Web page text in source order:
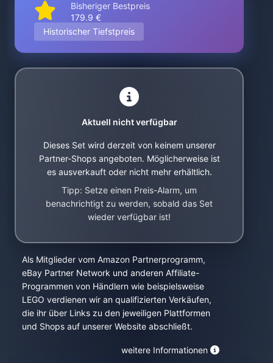
Bisheriger Bestpreis
179.9 €
Historischer Tiefstpreis
Aktuell nicht verfügbar
Dieses Set wird derzeit von keinem unserer
Partner-Shops angeboten. Möglicherweise ist
es ausverkauft oder nicht mehr erhältlich.
Tipp: Setze einen Preis-Alarm, um
benachrichtigt zu werden, sobald das Set
wieder verfügbar ist!
Als Mitglieder vom Amazon Partnerprogramm,
eBay Partner Network und anderen Affiliate-
Programmen von Händlern wie beispielsweise
LEGO verdienen wir an qualifizierten Verkäufen,
die ihr über Links zu den jeweiligen Plattformen
und Shops auf unserer Website abschließt.
weitere Informationen